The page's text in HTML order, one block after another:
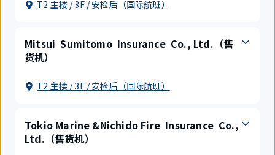
T2 主楼 / 3F / 安检后（国际航班）
Mitsui Sumitomo Insurance Co., Ltd.（售
货机）
T2 主楼 / 3F / 安检后（国际航班）
Tokio Marine &Nichido Fire Insurance Co.,
Ltd.（售货机）